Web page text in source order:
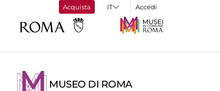
Acquista Accedi
MUSEO DI ROMA